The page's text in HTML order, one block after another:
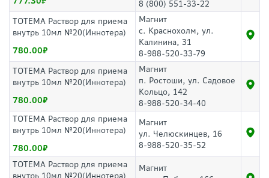
8 (800) 551-33-22
ТОТЕМА Раствор для приема
внутрь 10мл №20(Иннотера)
780.00
Магнит
с. Краснохолм, ул.
Калинина, 31
8-988-520-33-79
ТОТЕМА Раствор для приема
внутрь 10мл №20(Иннотера)
780.00
Магнит
п. Ростоши, ул. Садовое
Кольцо, 142
8-988-520-34-40
ТОТЕМА Раствор для приема
внутрь 10мл №20(Иннотера)
780.00
Магнит
ул. Челюскинцев, 16
8-988-520-35-52
ТОТЕМА Раствор для приема
внутрь 10мл №20(Иннотера)
Магнит